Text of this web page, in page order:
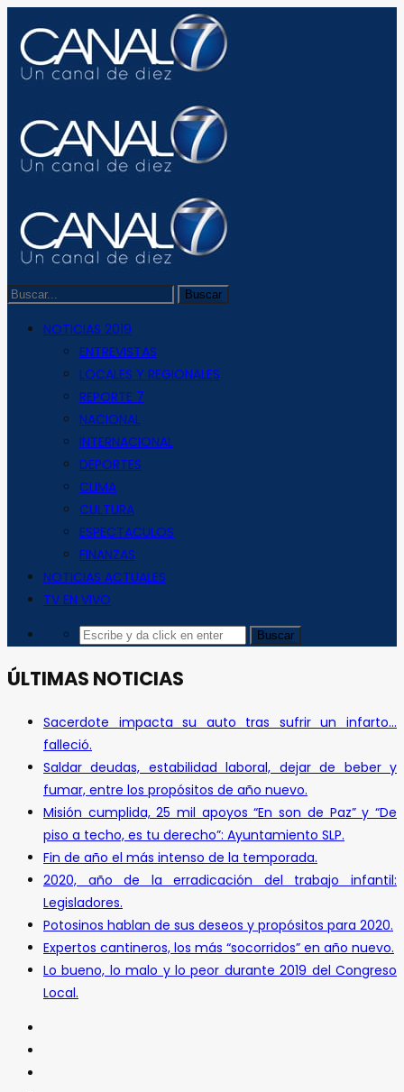
NOTICIAS 2019
ENTREVISTAS
LOCALES Y REGIONALES
REPORTE 7
NACIONAL
INTERNACIONAL
DEPORTES
CLIMA
CULTURA
ESPECTACULOS
FINANZAS
NOTICIAS ACTUALES
TV EN VIVO
ÚLTIMAS NOTICIAS
Sacerdote impacta su auto tras sufrir un infarto…
falleció.
Saldar deudas, estabilidad laboral, dejar de beber y
fumar, entre los propósitos de año nuevo.
Misión cumplida, 25 mil apoyos “En son de Paz” y “De
piso a techo, es tu derecho”: Ayuntamiento SLP.
Fin de año el más intenso de la temporada.
2020, año de la erradicación del trabajo infantil:
Legisladores.
Potosinos hablan de sus deseos y propósitos para 2020.
Expertos cantineros, los más “socorridos” en año nuevo.
Lo bueno, lo malo y lo peor durante 2019 del Congreso
Local.